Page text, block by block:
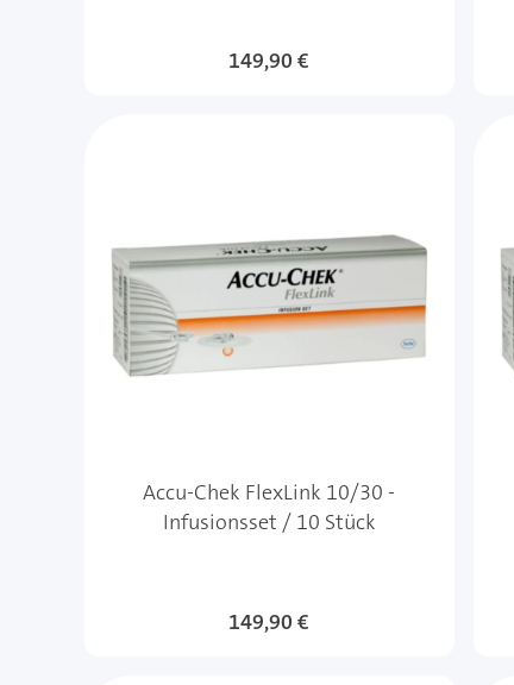
149,90 €
Accu-Chek FlexLink 10/30 -
Infusionsset / 10 Stück
149,90 €